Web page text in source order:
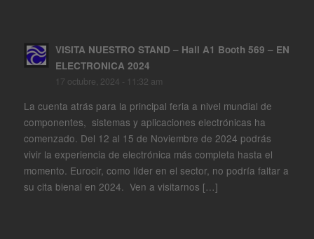
VISITA NUESTRO STAND – Hall A1 Booth 569 – EN
ELECTRONICA 2024
17 octubre, 2024 - 11:32 am
La cuenta atrás para la principal feria a nivel mundial de
componentes, sistemas y aplicaciones electrónicas ha
comenzado. Del 12 al 15 de Noviembre de 2024 podrás
vivir la experiencia de electrónica más completa hasta el
momento. Eurocir, como líder en el sector, no podría faltar a
su cita bienal en 2024. Ven a visitarnos […]